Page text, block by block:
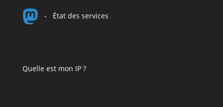
- État des services
Quelle est mon IP ?